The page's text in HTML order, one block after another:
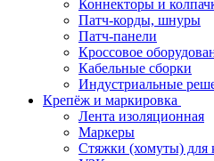
Коннекторы и
Патч-корды, шнуры
Патч-панели
Кроссовое
Кабельные сборки
Индустриальные
Крепёж и маркировка
Лента изоляционная
Маркеры
Стяжки (хомуты) для